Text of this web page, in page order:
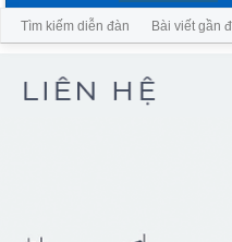
Tìm kiếm diễn đàn Bài viết gần